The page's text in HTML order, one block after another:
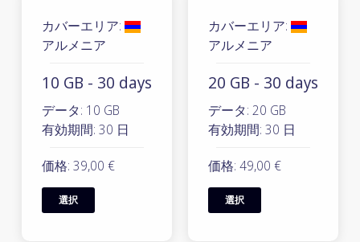
カバーエリア:
アルメニア
10 GB - 30 days
データ: 10 GB
有効期間: 30 日
価格: 39,00 €
選択
カバーエリア:
アルメニア
20 GB - 30 days
データ: 20 GB
有効期間: 30 日
価格: 49,00 €
選択